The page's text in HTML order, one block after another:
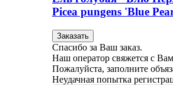
Picea pungens 'Blue
Заказать
Спасибо за Ваш заказ.
Наш оператор свяжется с
Пожалуйста, заполните
Неудачная попытка